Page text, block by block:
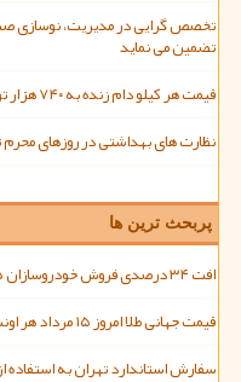
تخصص گرایی در مدیریت، نوسازی
تضمین می نماید
قیمت هر کیلو دام زنده به ۷۴۰ هزار تومان رسید
نظارت های بهداشتی در روزهای
پربحث ترین ها
افت ۳۴ درصدی فروش خودروسازان ۱۵۵ هزار خودرو در چهار ماه به فروش رسید
قیمت جهانی طلا امروز ۱۵ مرداد هر اونس به ۴۲۶۵ دلار و ۲۲ سنت رسید
سفارش استاندارد تهران به استفاده